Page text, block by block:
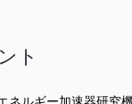
ト
ネルギー加速器研究